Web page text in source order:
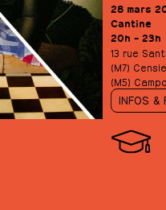
28 mars
Cantine
20h – 23h
13 rue
(M7)
(M5)
INFOS &